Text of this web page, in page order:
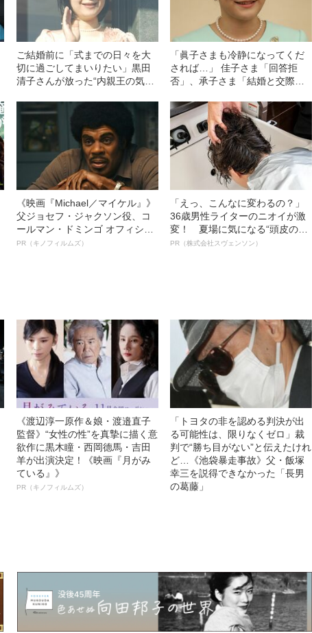
ご結婚前に「式までの日々を大
切に過ごしてまいりたい」黒田
清子さんが放った“内親王の気品
「眞子さまも冷静になってくだ
されば…」 佳子さま「回答拒
否」、承子さま「結婚と交際は
《映画『Michael／マイケル』》
父ジョセフ・ジャクソン役、コ
ールマン・ドミンゴ オフィシャ
ルインタビュー“観客を魅了した
PR（キノフィルムズ）
「えっ、こんなに変わるの？」
36歳男性ライターのニオイが激
変！ 夏場に気になる“頭皮のニ
オイ”や“ベタつき”を解消す
PR（株式会社スヴェンソン）
《渡辺淳一原作＆娘・渡邉直子
監督》“女性の性”を真摯に描く意
欲作に黒木瞳・西岡德馬・吉田
羊が出演決定！《映画『月がみ
ている』》
PR（キノフィルムズ）
「トヨタの非を認める判決が出
る可能性は、限りなくゼロ」裁
判で“勝ち目がない”と伝えたけれ
ど…《池袋暴走事故》父・飯塚
幸三を説得できなかった「長男
の葛藤」